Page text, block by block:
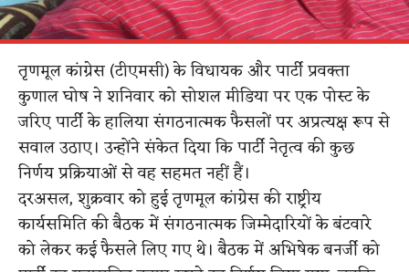
तृणमूल कांग्रेस (टीएमसी) के विधायक और पार्टी प्रवक्ता
कुणाल घोष ने शनिवार को सोशल मीडिया पर एक पोस्ट के
जरिए पार्टी के हालिया संगठनात्मक फैसलों पर अप्रत्यक्ष रूप से
सवाल उठाए। उन्होंने संकेत दिया कि पार्टी नेतृत्व की कुछ
निर्णय प्रक्रियाओं से वह सहमत नहीं हैं।
दरअसल, शुक्रवार को हुई तृणमूल कांग्रेस की राष्ट्रीय
कार्यसमिति की बैठक में संगठनात्मक जिम्मेदारियों के बंटवारे
को लेकर कई फैसले लिए गए थे। बैठक में अभिषेक बनर्जी को